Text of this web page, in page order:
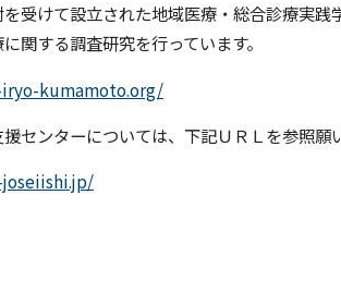
受けて設立された地域医療・総合診療実
関する調査研究を行っています。
kumamoto.org/
センターについては、下記ＵＲＬを参照願